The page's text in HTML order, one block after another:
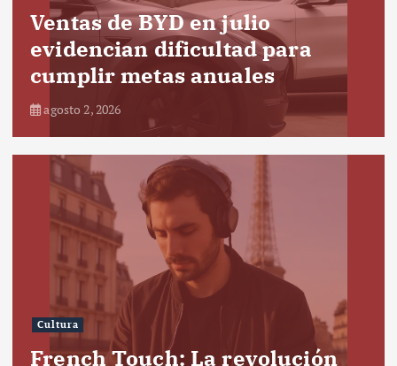
Ventas de BYD en julio
evidencian dificultad para
cumplir metas anuales
agosto 2, 2026
Cultura
French Touch: La revolución